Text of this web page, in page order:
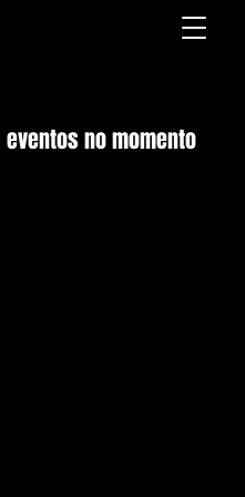
eventos no momento